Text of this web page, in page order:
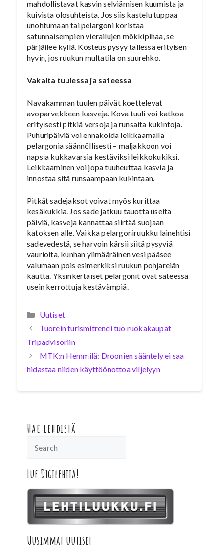
mahdollistavat kasvin selviämisen kuumista ja
kuivista olosuhteista. Jos siis kastelu tuppaa
unohtumaan tai pelargoni koristaa
satunnaisempien vierailujen mökkipihaa, se
pärjäilee kyllä. Kosteus pysyy tallessa erityisen
hyvin, jos ruukun multatila on suurehko.
Vakaita tuulessa ja sateessa
Navakamman tuulen päivät koettelevat
avoparvekkeen kasveja. Kova tuuli voi katkoa
erityisesti pitkiä versoja ja runsaita kukintoja.
Puhuripäiviä voi ennakoida leikkaamalla
pelargonia säännöllisesti – maljakkoon voi
napsia kukkavarsia kestäviksi leikkokukiksi.
Leikkaaminen voi jopa tuuheuttaa kasvia ja
innostaa sitä runsaampaan kukintaan.
Pitkät sadejaksot voivat myös kurittaa
kesäkukkia. Jos sade jatkuu tauotta useita
päiviä, kasveja kannattaa siirtää suojaan
katoksen alle. Vaikka pelargoniruukku lainehtisi
sadevedestä, se harvoin kärsii siitä pysyviä
vaurioita, kunhan ylimääräinen vesi pääsee
valumaan pois esimerkiksi ruukun pohjareiän
kautta. Yksinkertaiset pelargonit ovat sateessa
usein kerrottuja kestävämpiä.
Kategoriat
Uutiset
Tuorein turismitrendi tuo ruokakaupat
Tripadvisoriin
MTK:n Hemmilä: Droonien sääntely ei saa
hidastaa niiden käyttöönottoa viljelyyn
Hae lehdistä
Lue Digilehtiä!
Uusimmat uutiset